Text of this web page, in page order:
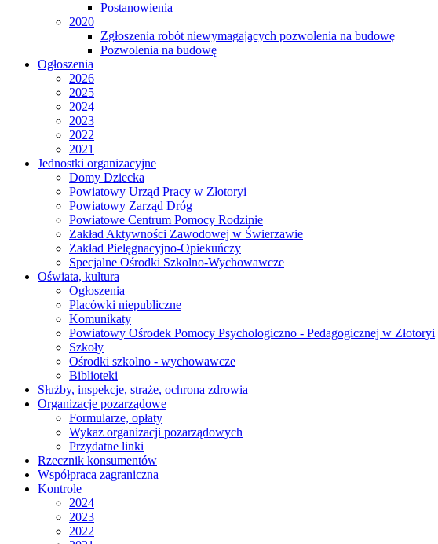
Postanowienia
2020
Zgłoszenia robót niewymagających pozwolenia na budowę
Pozwolenia na budowę
Ogłoszenia
2026
2025
2024
2023
2022
2021
Jednostki organizacyjne
Domy Dziecka
Powiatowy Urząd Pracy w Złotoryi
Powiatowy Zarząd Dróg
Powiatowe Centrum Pomocy Rodzinie
Zakład Aktywności Zawodowej w Świerzawie
Zakład Pielęgnacyjno-Opiekuńczy
Specjalne Ośrodki Szkolno-Wychowawcze
Oświata, kultura
Ogłoszenia
Placówki niepubliczne
Komunikaty
Powiatowy Ośrodek Pomocy Psychologiczno - Pedagogicznej w Złotoryi
Szkoły
Ośrodki szkolno - wychowawcze
Biblioteki
Służby, inspekcje, straże, ochrona zdrowia
Organizacje pozarządowe
Formularze, opłaty
Wykaz organizacji pozarządowych
Przydatne linki
Rzecznik konsumentów
Współpraca zagraniczna
Kontrole
2024
2023
2022